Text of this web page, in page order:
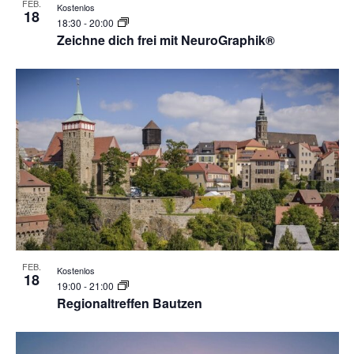
FEB.
18
Zeichne dich frei mit NeuroGraphik®
18:30 -20:00
Kostenlos
FEB.
18
Regionaltreffen Bautzen
19:00 -21:00
Kostenlos